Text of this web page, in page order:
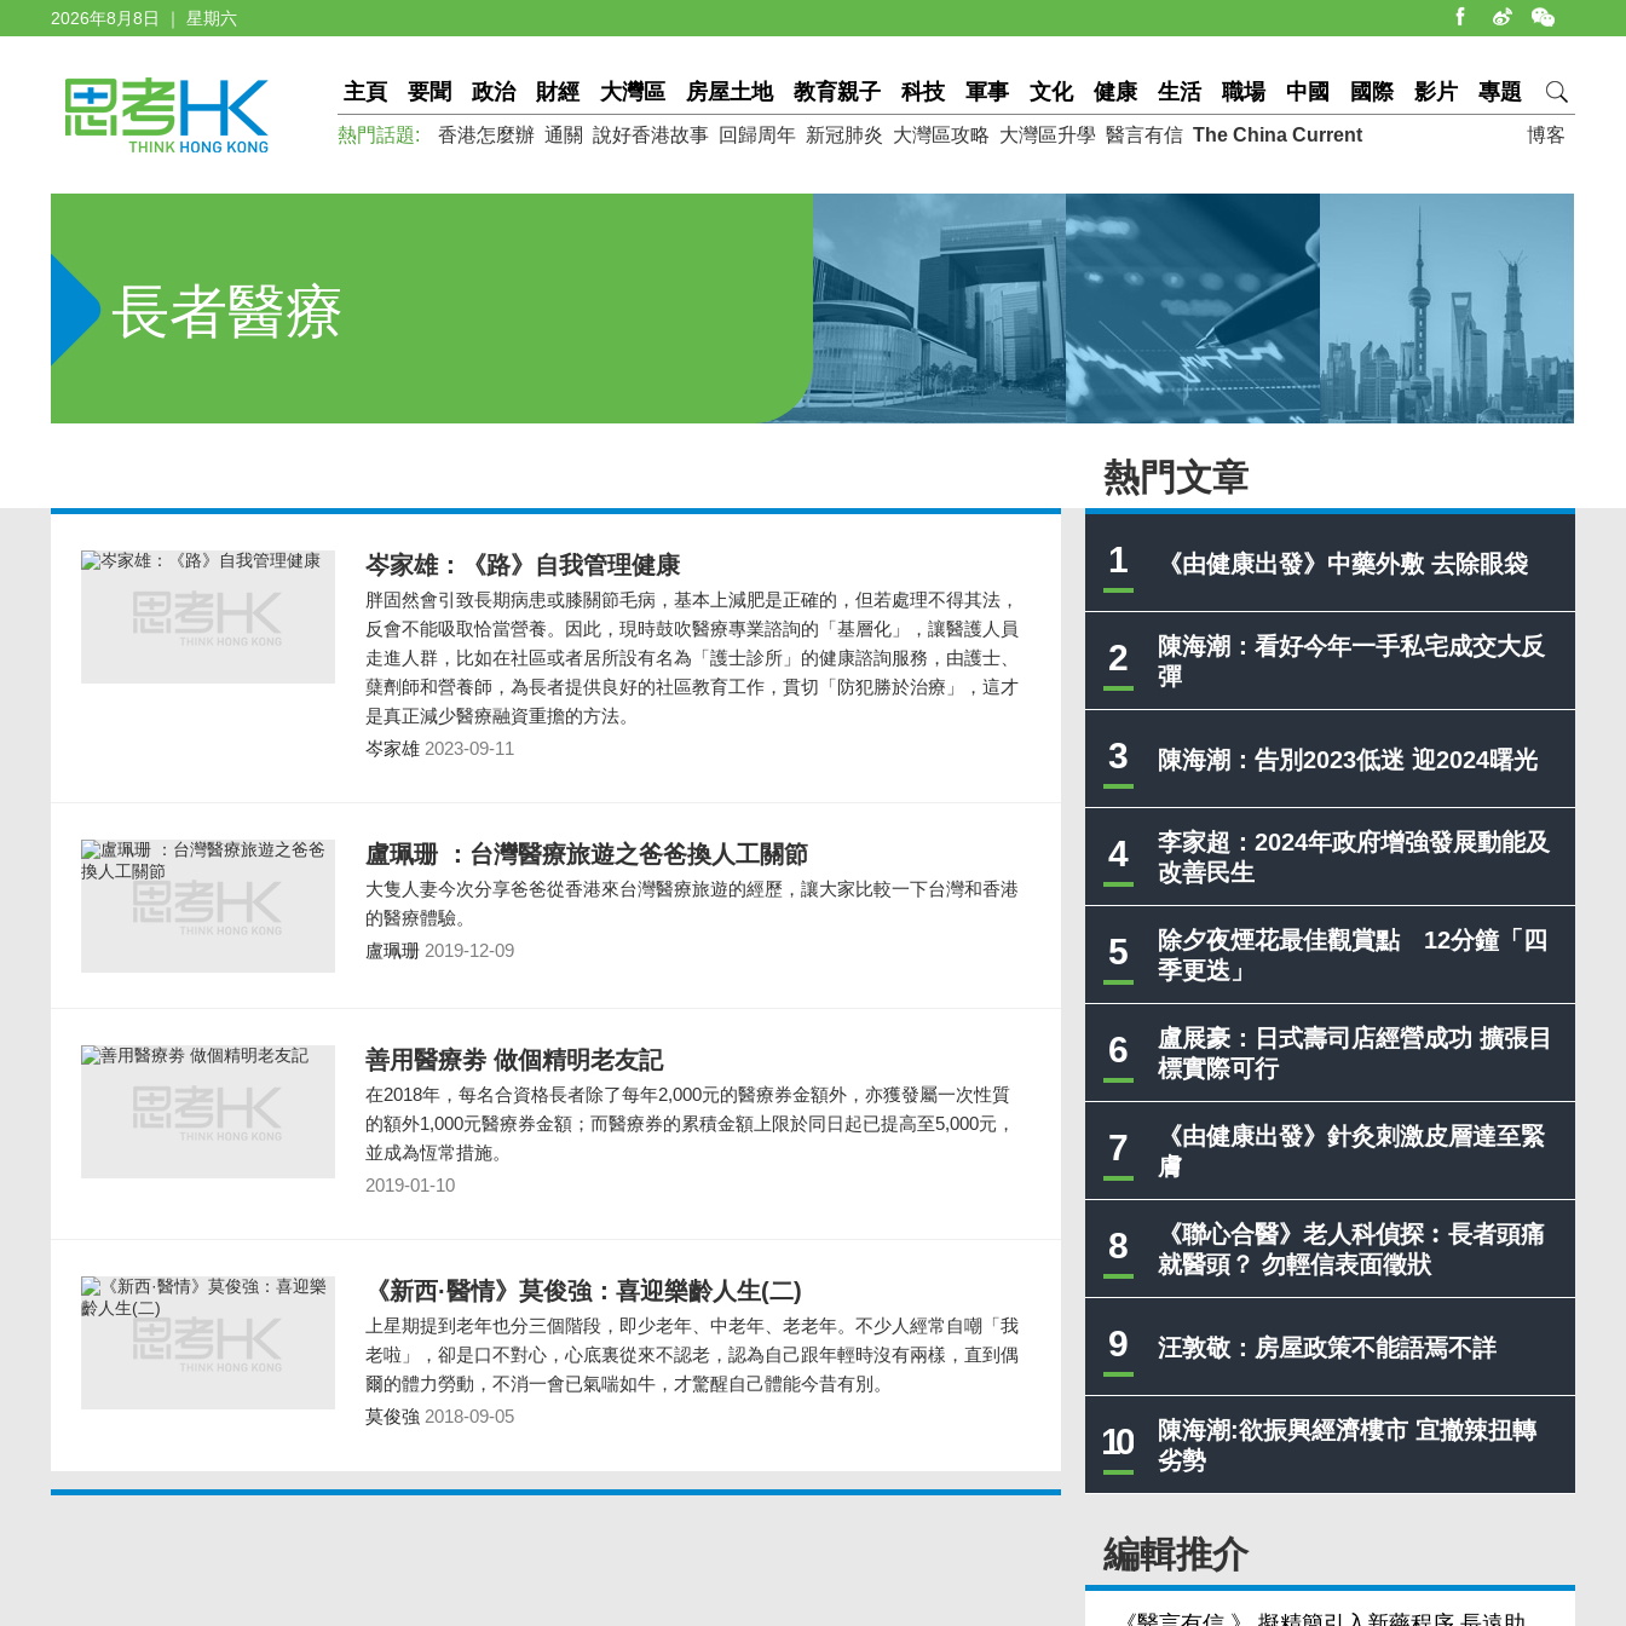
2026年8月8日 ｜ 星期六
主頁 要聞 政治 財經 大灣區 房屋土地 教育親子 科技 軍事 文化 健康 生活 職場 中國 國際 影片 專題
博客
熱門話題: 香港怎麼辦 通關 說好香港故事 回歸周年 新冠肺炎 大灣區攻略 大灣區升學 醫言有信 The China Current
長者醫療
熱門文章
1 《由健康出發》中藥外敷 去除眼袋
2
陳海潮：看好今年一手私宅成交大反
彈
3 陳海潮：告別2023低迷 迎2024曙光
4
李家超：2024年政府增強發展動能及
改善民生
5
除夕夜煙花最佳觀賞點 12分鐘「四
季更迭」
6
盧展豪：日式壽司店經營成功 擴張目
標實際可行
7
《由健康出發》針灸刺激皮層達至緊
膚
8
《聯心合醫》老人科偵探︰長者頭痛
就醫頭？ 勿輕信表面徵狀
9 汪敦敬：房屋政策不能語焉不詳
10
陳海潮:欲振興經濟樓市 宜撤辣扭轉
劣勢
編輯推介
岑家雄：《路》自我管理健康
胖固然會引致長期病患或膝關節毛病，基本上減肥是正確的，但若處理不得其法，
反會不能吸取恰當營養。因此，現時鼓吹醫療專業諮詢的「基層化」，讓醫護人員
走進人群，比如在社區或者居所設有名為「護士診所」的健康諮詢服務，由護士、
蘖劑師和營養師，為長者提供良好的社區教育工作，貫切「防犯勝於治療」，這才
是真正減少醫療融資重擔的方法。
岑家雄 2023-09-11
盧珮珊 ：台灣醫療旅遊之爸爸換人工關節
大隻人妻今次分享爸爸從香港來台灣醫療旅遊的經歷，讓大家比較一下台灣和香港
的醫療體驗。
盧珮珊 2019-12-09
善用醫療劵 做個精明老友記
在2018年，每名合資格長者除了每年2,000元的醫療券金額外，亦獲發屬一次性質
的額外1,000元醫療券金額；而醫療券的累積金額上限於同日起已提高至5,000元，
並成為恆常措施。
2019-01-10
《新西·醫情》莫俊強：喜迎樂齡人生(二)
上星期提到老年也分三個階段，即少老年、中老年、老老年。不少人經常自嘲「我
老啦」，卻是口不對心，心底裏從來不認老，認為自己跟年輕時沒有兩樣，直到偶
爾的體力勞動，不消一會已氣喘如牛，才驚醒自己體能今昔有別。
莫俊強 2018-09-05